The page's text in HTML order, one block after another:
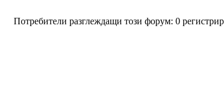
Потребители разглеждащи този форум: 0